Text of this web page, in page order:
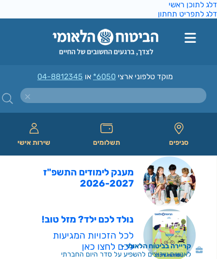
דלג לתוכן ראשי
דלג לתפריט תחתון
מוקד טלפוני ארצי *6050 או 04-8812345
סניפים תשלומים שירות אישי
מענק לימודים התשפ"ז
2026-2027
נולד לכם ילד? מזל טוב!
לכל הזכויות המגיעות
לכם לחצו כאןקריירה בביטוח הלאומי
לאנשים שרוצים להשפיע על סדר היום החברתי